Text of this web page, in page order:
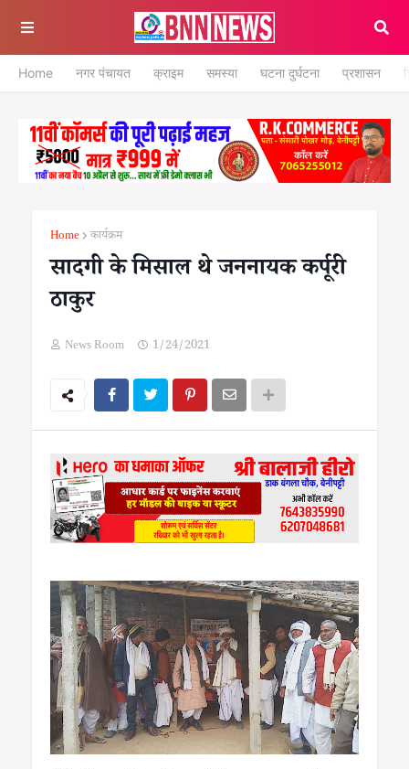
Home नगर पंचायत क्राइम समस्या घटना दुर्घटना प्रशासन
Home कार्यक्रम
सादगी के मिसाल थे जननायक कर्पूरी
ठाकुर
News Room 1/24/2021